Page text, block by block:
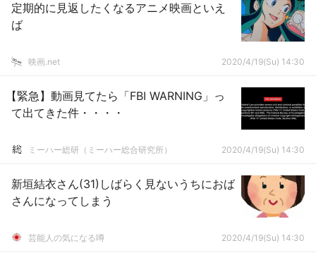
定期的に見返したくなるアニメ映画といえ
ば
映画.net 2020/4/19(Su) 14:30
【緊急】動画見てたら「FBI WARNING」っ
て出てきた件・・・・
ミーハー総研（ミーハー総合研究所） 2020/4/19(Su) 14:30
新垣結衣さん(31)しばらく見ないうちにおば
さんになってしまう
芸能人の気になる噂 2020/4/19(Su) 14:30